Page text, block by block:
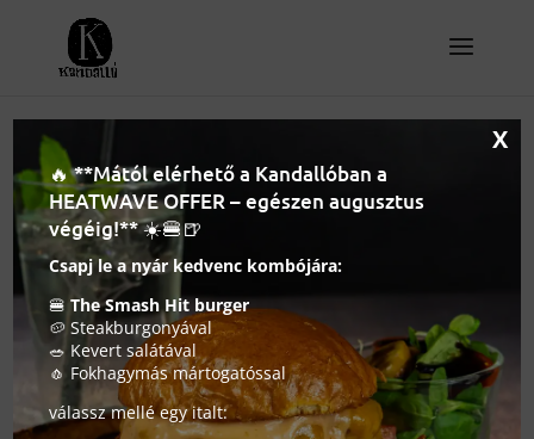
A hatéves Kandalló Pub
a Forbes-ban
2019. április 5.
söröző
🔥 **Mától elérhető a Kandallóban a
HEATWAVE OFFER – egészen augusztus
végéig!** ☀️🍔🍺
Csapj le a nyár kedvenc kombójára:
🍔The Smash Hit burger
🥔 Steakburgonyával
🥗 Kevert salátával
🧄 Fokhagymás mártogatóssal
válassz mellé egy italt:
X